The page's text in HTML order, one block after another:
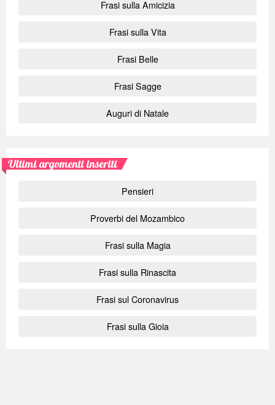
Frasi sulla Amicizia
Frasi sulla Vita
Frasi Belle
Frasi Sagge
Auguri di Natale
Ultimi argomenti inseriti
Pensieri
Proverbi del Mozambico
Frasi sulla Magia
Frasi sulla Rinascita
Frasi sul Coronavirus
Frasi sulla Gioia